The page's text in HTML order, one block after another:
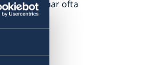
hitta och har ofta